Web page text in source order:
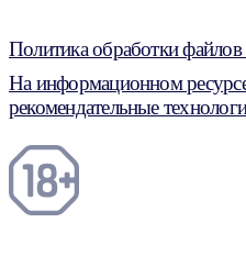
Политика обработки
На информационном
рекомендательные